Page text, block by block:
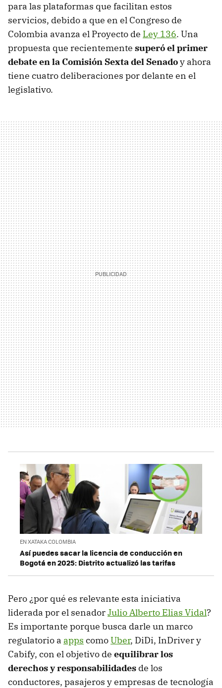
para las plataformas que facilitan estos
servicios, debido a que en el Congreso de
Colombia avanza el Proyecto de Ley 136. Una
propuesta que recientemente superó el primer
debate en la Comisión Sexta del Senadoy ahora
tiene cuatro deliberaciones por delante en el
legislativo.
EN XATAKA COLOMBIA
Así puedes sacar la licencia de conducción en
Bogotá en 2025: Distrito actualizó las tarifas
Pero ¿por qué es relevante esta iniciativa
liderada por el senadorJulio Alberto Elias Vidal?
Es importante porque busca darle un marco
regulatorio a apps comoUber, DiDi, InDriver y
Cabify, con el objetivo de equilibrar los
derechos y responsabilidades de los
conductores, pasajeros y empresas de tecnología